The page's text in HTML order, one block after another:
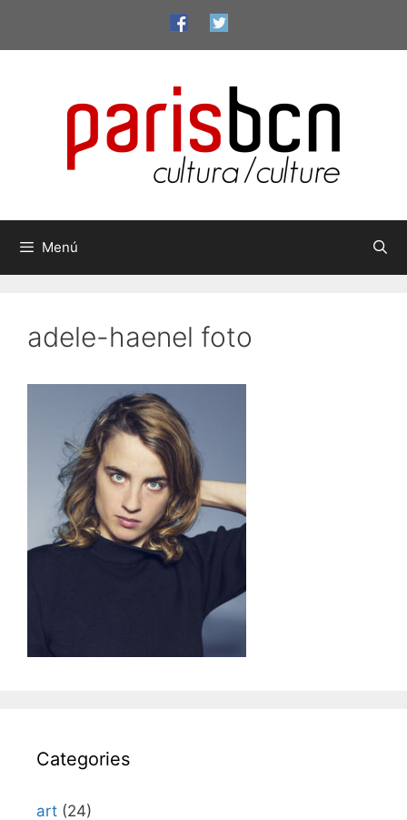
contingut
Menú
adele-haenel foto
Categories
art (24)